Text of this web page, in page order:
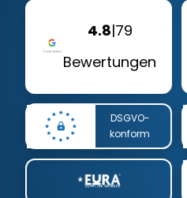
4.8|79
Bewertungen
DSGVO-
konform